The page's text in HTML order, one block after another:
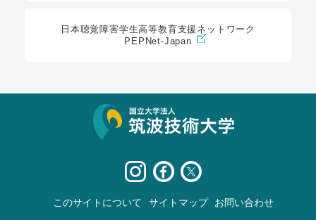
日本聴覚障害学生高等教育支援ネットワーク
PEPNet-Japan
このサイトについて サイトマップ お問い合わせ